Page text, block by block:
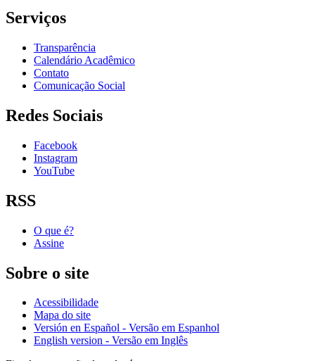
Serviços
Transparência
Calendário Acadêmico
Contato
Comunicação Social
Redes Sociais
Facebook
Instagram
YouTube
RSS
O que é?
Assine
Sobre o site
Acessibilidade
Mapa do site
Versión en Español - Versão em Espanhol
English version - Versão em Inglês